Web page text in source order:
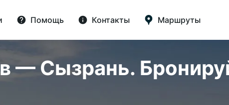
Помощь Контакты Маршруты
— Сызрань.